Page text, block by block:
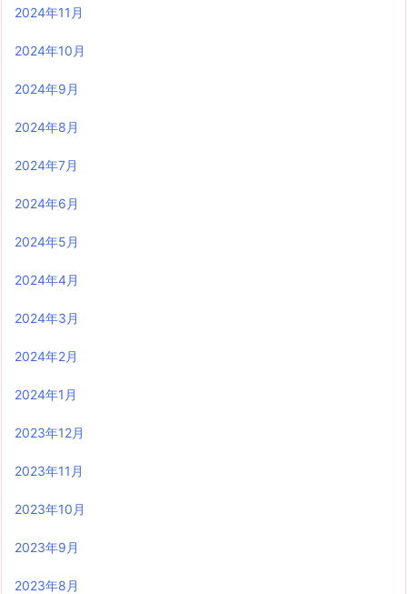
2024年11月
2024年10月
2024年9月
2024年8月
2024年7月
2024年6月
2024年5月
2024年4月
2024年3月
2024年2月
2024年1月
2023年12月
2023年11月
2023年10月
2023年9月
2023年8月